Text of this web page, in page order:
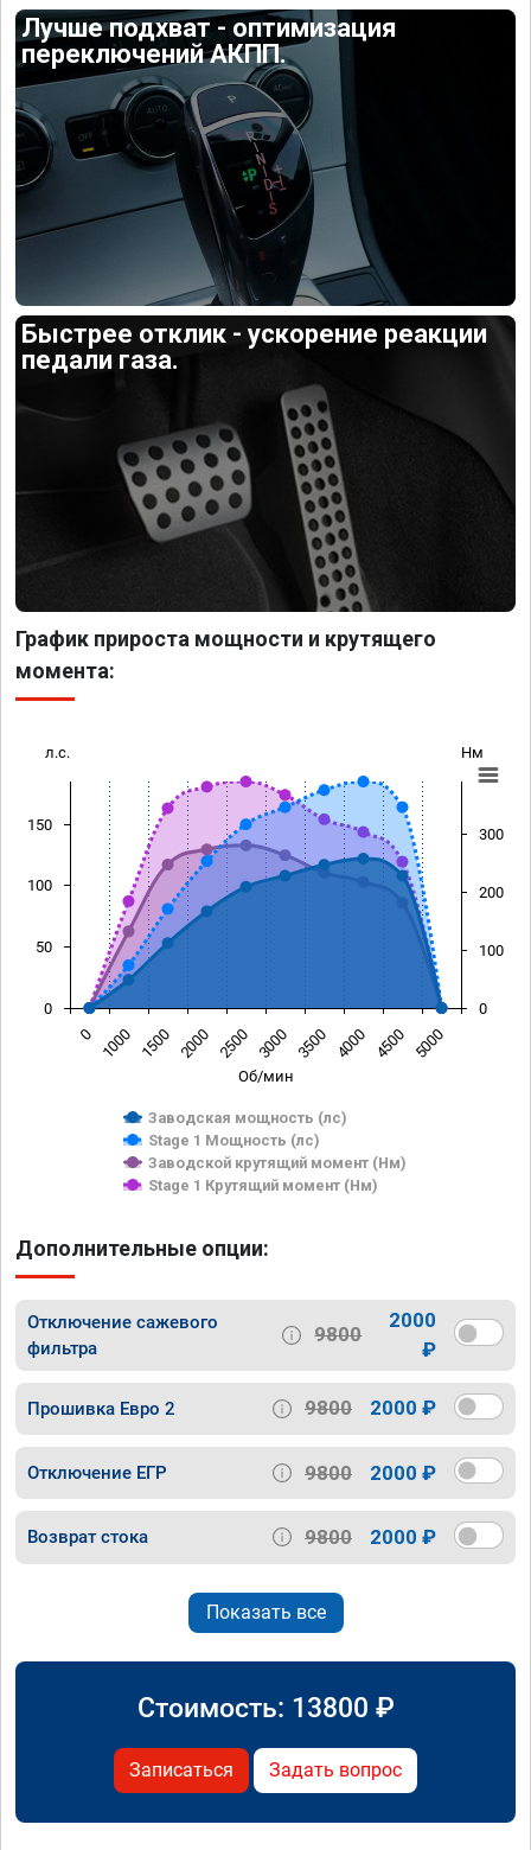
Лучше подхват - оптимизация
переключений АКПП.
Быстрее отклик - ускорение реакции
педали газа.
График прироста мощности и крутящего
момента:
Об/мин
л.с. Нм
Заводская мощность (лс)
Stage 1 Мощность (лс)
Заводской крутящий момент (Нм)
Stage 1 Крутящий момент (Нм)
0 1000 1500 2000 2500 3000 3500 4000 4500 5000
0
50
100
150
0
100
200
300
Дополнительные опции:
Отключение сажевого
фильтра
9800
2000
₽
Прошивка Евро 2 9800 2000 ₽
Отключение ЕГР 9800 2000 ₽
Возврат стока 9800 2000 ₽
Показать все
Стоимость: 13800 ₽
Записаться Задать вопрос